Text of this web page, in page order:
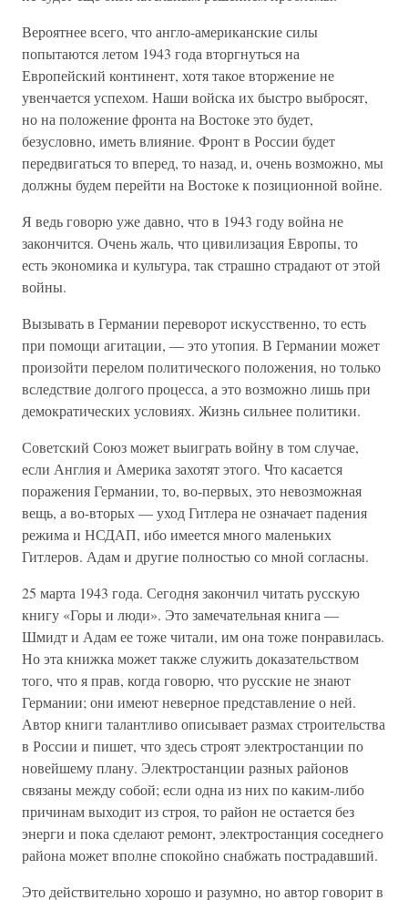
Вероятнее всего, что англо-американские силы
попытаются летом 1943 года вторгнуться на
Европейский континент, хотя такое вторжение не
увенчается успехом. Наши войска их быстро выбросят,
но на положение фронта на Востоке это будет,
безусловно, иметь влияние. Фронт в России будет
передвигаться то вперед, то назад, и, очень возможно, мы
должны будем перейти на Востоке к позиционной войне.
Я ведь говорю уже давно, что в 1943 году война не
закончится. Очень жаль, что цивилизация Европы, то
есть экономика и культура, так страшно страдают от этой
войны.
Вызывать в Германии переворот искусственно, то есть
при помощи агитации, — это утопия. В Германии может
произойти перелом политического положения, но только
вследствие долгого процесса, а это возможно лишь при
демократических условиях. Жизнь сильнее политики.
Советский Союз может выиграть войну в том случае,
если Англия и Америка захотят этого. Что касается
поражения Германии, то, во-первых, это невозможная
вещь, а во-вторых — уход Гитлера не означает падения
режима и НСДАП, ибо имеется много маленьких
Гитлеров. Адам и другие полностью со мной согласны.
25 марта 1943 года. Сегодня закончил читать русскую
книгу «Горы и люди». Это замечательная книга —
Шмидт и Адам ее тоже читали, им она тоже понравилась.
Но эта книжка может также служить доказательством
того, что я прав, когда говорю, что русские не знают
Германии; они имеют неверное представление о ней.
Автор книги талантливо описывает размах строительства
в России и пишет, что здесь строят электростанции по
новейшему плану. Электростанции разных районов
связаны между собой; если одна из них по каким-либо
причинам выходит из строя, то район не остается без
энерги и пока сделают ремонт, электростанция соседнего
района может вполне спокойно снабжать пострадавший.
Это действительно хорошо и разумно, но автор говорит в